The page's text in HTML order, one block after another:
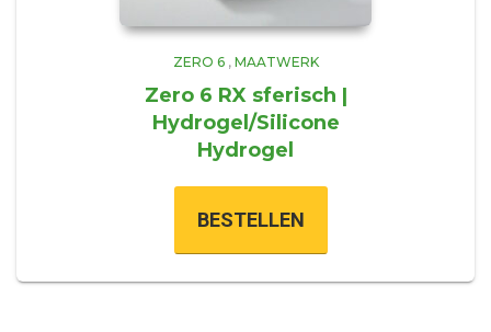
ZERO 6, MAATWERK
Zero 6 RX sferisch |
Hydrogel/Silicone
Hydrogel
BESTELLEN